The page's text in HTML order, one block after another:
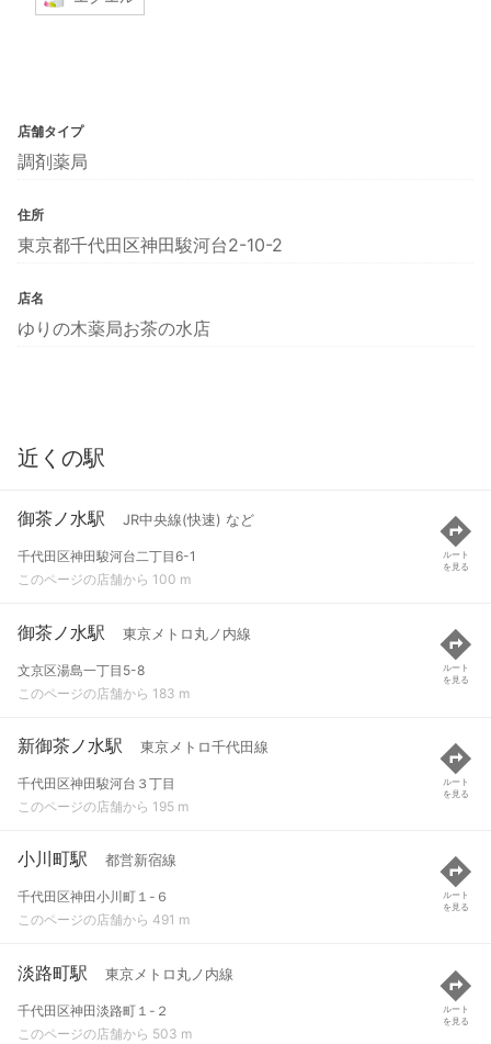
店舗タイプ
調剤薬局
住所
東京都千代田区神田駿河台2-10-2
店名
ゆりの木薬局お茶の水店
近くの駅
御茶ノ水駅 JR中央線(快速) など
千代田区神田駿河台二丁目6-1
このページの店舗から 100 m
ルート
を見る
御茶ノ水駅 東京メトロ丸ノ内線
文京区湯島一丁目5-8
このページの店舗から 183 m
ルート
を見る
新御茶ノ水駅 東京メトロ千代田線
千代田区神田駿河台３丁目
このページの店舗から 195 m
ルート
を見る
小川町駅 都営新宿線
千代田区神田小川町１-６
このページの店舗から 491 m
ルート
を見る
淡路町駅 東京メトロ丸ノ内線
千代田区神田淡路町１-２
このページの店舗から 503 m
ルート
を見る